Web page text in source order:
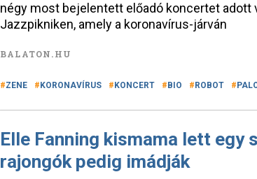
négy most bejelentett előadó koncertet adott
Jazzpikniken, amely a koronavírus-járván
BALATON.HU
ZENE KORONAVÍRUS KONCERT BIO ROBOT
Elle Fanning kismama lett egy
rajongók pedig imádják